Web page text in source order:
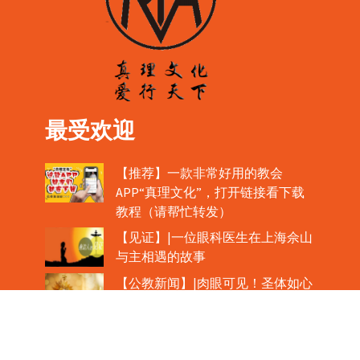
最受欢迎
【推荐】一款非常好用的教会
APP“真理文化”，打开链接看下载
教程（请帮忙转发）
【见证】|一位眼科医生在上海佘山
与主相遇的故事
【公教新闻】|肉眼可见！圣体如心